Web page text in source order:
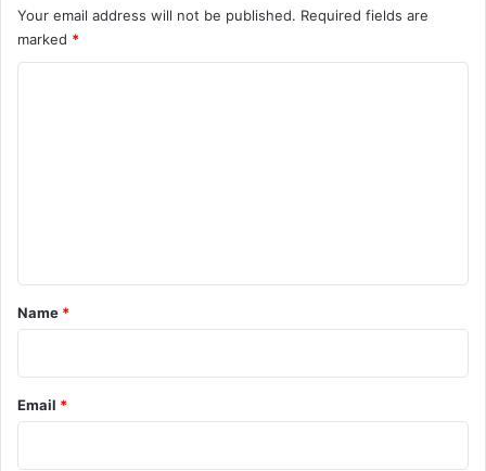
Your email address will not be published. Required fields are
marked *
*
Name *
Email *